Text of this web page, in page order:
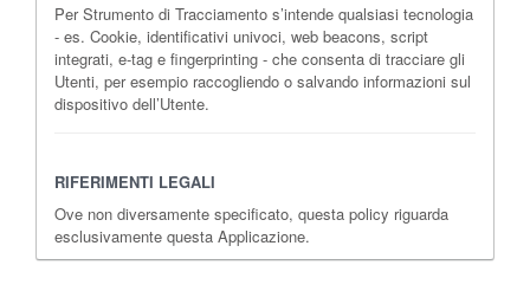
Per Strumento di Tracciamento s’intende qualsiasi tecnologia
- es. Cookie, identificativi univoci, web beacons, script
integrati, e-tag e fingerprinting - che consenta di tracciare gli
Utenti, per esempio raccogliendo o salvando informazioni sul
dispositivo dell’Utente.
RIFERIMENTI LEGALI
Ove non diversamente specificato, questa policy riguarda
esclusivamente questa Applicazione.